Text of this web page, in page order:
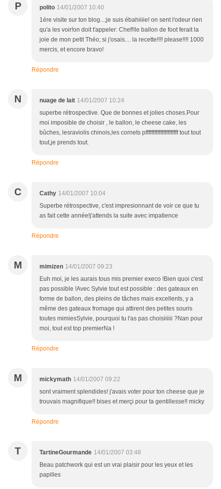
P polito 14/01/2007 10:40
1ére visite sur ton blog...;je suis ébahiiiie! on sent l'odeur rien
qu'a les voir!on doit t'appeler: Chef!!le ballon de foot ferait la
joie de mon petit Théo; si j'osais.... la recette!!!! please!!!! 1000
mercis, et encore bravo!
Répondre
N nuage de lait 14/01/2007 10:24
superbe rétrospective. Que de bonnes et jolies choses.Pour
moi imposible de choisir , le ballon, le cheese cake, les
bûches, lesraviolis chinois,les cornets pffffffffffffffffffffff tout tout
tout,je prends tout.
Répondre
C Cathy 14/01/2007 10:04
Superbe rétrospective, c'est impresionnant de voir ce que tu
as fait cette année!j'attends la suite avec impatience
Répondre
M mimizen 14/01/2007 09:23
Euh moi, je les aurais tous mis premier execo !Bien quoi c'est
pas possible !Avec Sylvie tout est possible : des gateaux en
forme de ballon, des pleins de tâches mais excellents, y a
même des gateaux fromage qui attirent des petites souris
toutes mimiesSylvie, pourquoi tu l'as pas choisiiiiii ?Nan pour
moi, tout est top premierNa !
Répondre
M mickymath 14/01/2007 09:22
sont vraiment splendides! j'avais voter pour ton cheese que je
trouvais magnifique!! bises et merçi pour ta gentillesse!! micky
Répondre
T TartineGourmande 14/01/2007 03:48
Beau patchwork qui est un vrai plaisir pour les yeux et les
papilles